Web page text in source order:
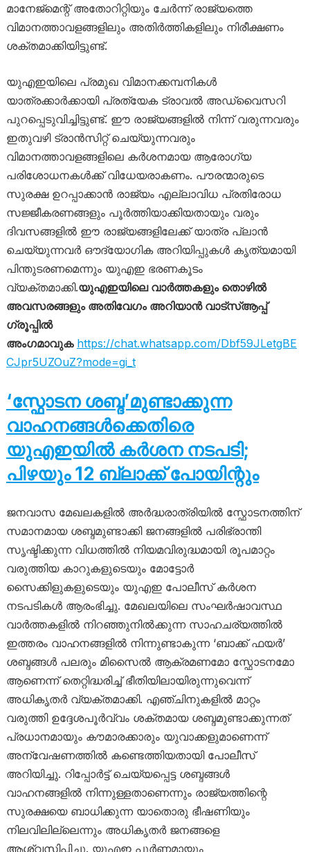
മാനേജ്‌മെന്റ് അതോറിറ്റിയും ചേർന്ന് രാജ്യത്തെ
വിമാനത്താവളങ്ങളിലും അതിർത്തികളിലും നിരീക്ഷണം
ശക്തമാക്കിയിട്ടുണ്ട്.
യുഎഇയിലെ പ്രമുഖ വിമാനക്കമ്പനികൾ
യാത്രക്കാർക്കായി പ്രത്യേക ട്രാവൽ അഡ്വൈസറി
പുറപ്പെടുവിച്ചിട്ടുണ്ട്. ഈ രാജ്യങ്ങളിൽ നിന്ന് വരുന്നവരും
ഇതുവഴി ട്രാൻസിറ്റ് ചെയ്യുന്നവരും
വിമാനത്താവളങ്ങളിലെ കർശനമായ ആരോഗ്യ
പരിശോധനകൾക്ക് വിധേയരാകണം. പൗരന്മാരുടെ
സുരക്ഷ ഉറപ്പാക്കാൻ രാജ്യം എല്ലാവിധ പ്രതിരോധ
സജ്ജീകരണങ്ങളും പൂർത്തിയാക്കിയതായും വരും
ദിവസങ്ങളിൽ ഈ രാജ്യങ്ങളിലേക്ക് യാത്ര പ്ലാൻ
ചെയ്യുന്നവർ ഔദ്യോഗിക അറിയിപ്പുകൾ കൃത്യമായി
പിന്തുടരണമെന്നും യുഎഇ ഭരണകൂടം
വ്യക്തമാക്കി.യുഎഇയിലെ വാർത്തകളും തൊഴിൽ
അവസരങ്ങളും അതിവേഗം അറിയാൻ വാട്സ്ആപ്പ്
ഗ്രൂപ്പിൽ
അംഗമാവുക https://chat.whatsapp.com/Dbf59JLetgBE
CJpr5UZOuZ?mode=gi_t
‘സ്ഫോടന ശബ്ദ’മുണ്ടാക്കുന്ന
വാഹനങ്ങൾക്കെതിരെ
യുഎഇയിൽ കർശന നടപടി;
പിഴയും 12 ബ്ലാക്ക് പോയിന്റും
ജനവാസ മേഖലകളിൽ അർദ്ധരാത്രിയിൽ സ്ഫോടനത്തിന്
സമാനമായ ശബ്ദമുണ്ടാക്കി ജനങ്ങളിൽ പരിഭ്രാന്തി
സൃഷ്ടിക്കുന്ന വിധത്തിൽ നിയമവിരുദ്ധമായി രൂപമാറ്റം
വരുത്തിയ കാറുകളുടെയും മോട്ടോർ
സൈക്കിളുകളുടെയും യുഎഇ പോലീസ് കർശന
നടപടികൾ ആരംഭിച്ചു. മേഖലയിലെ സംഘർഷാവസ്ഥ
വാർത്തകളിൽ നിറഞ്ഞുനിൽക്കുന്ന സാഹചര്യത്തിൽ
ഇത്തരം വാഹനങ്ങളിൽ നിന്നുണ്ടാകുന്ന ‘ബാക്ക് ഫയർ’
ശബ്ദങ്ങൾ പലരും മിസൈൽ ആക്രമണമോ സ്ഫോടനമോ
ആണെന്ന് തെറ്റിദ്ധരിച്ച് ഭീതിയിലായിരുന്നുവെന്ന്
അധികൃതർ വ്യക്തമാക്കി. എഞ്ചിനുകളിൽ മാറ്റം
വരുത്തി ഉദ്ദേശപൂർവ്വം ശക്തമായ ശബ്ദമുണ്ടാക്കുന്നത്
പ്രധാനമായും കൗമാരക്കാരും യുവാക്കളുമാണെന്ന്
അന്വേഷണത്തിൽ കണ്ടെത്തിയതായി പോലീസ്
അറിയിച്ചു. റിപ്പോർട്ട് ചെയ്യപ്പെട്ട ശബ്ദങ്ങൾ
വാഹനങ്ങളിൽ നിന്നുള്ളതാണെന്നും രാജ്യത്തിന്റെ
സുരക്ഷയെ ബാധിക്കുന്ന യാതൊരു ഭീഷണിയും
നിലവിലില്ലെന്നും അധികൃതർ ജനങ്ങളെ
ആശ്വസിപ്പിച്ചു. യുഎഇ പൂർണ്ണമായും